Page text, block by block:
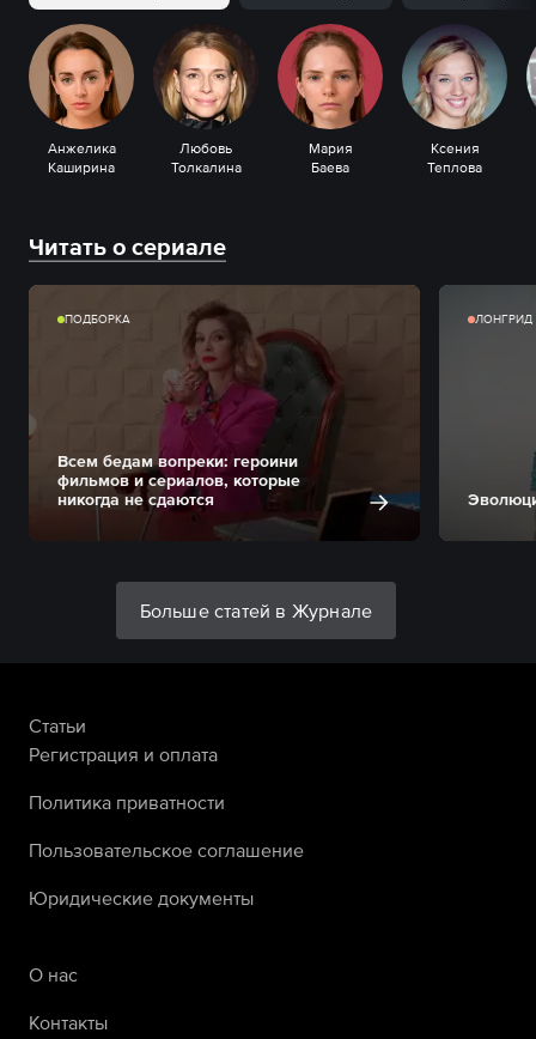
Анжелика
Каширина
Любовь
Толкалина
Мария
Баева
Ксения
Теплова
Читать о сериале
ПОДБОРКА
Всем бедам вопреки: героини
фильмов и сериалов, которые
никогда не сдаются
ЛОНГРИД
Больше статей в Журнале
Статьи
Регистрация и оплата
Политика приватности
Пользовательское соглашение
Юридические документы
О нас
Контакты